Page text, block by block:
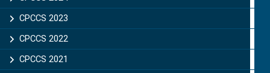
CPCCS 2023
CPCCS 2022
CPCCS 2021